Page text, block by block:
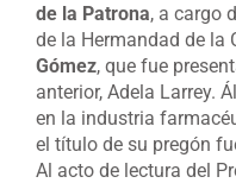
de la Patrona, a cargo
de la Hermandad de la
Gómez, que fue
anterior, Adela Larrey.
en la industria
el título de su pregón
Al acto de lectura del